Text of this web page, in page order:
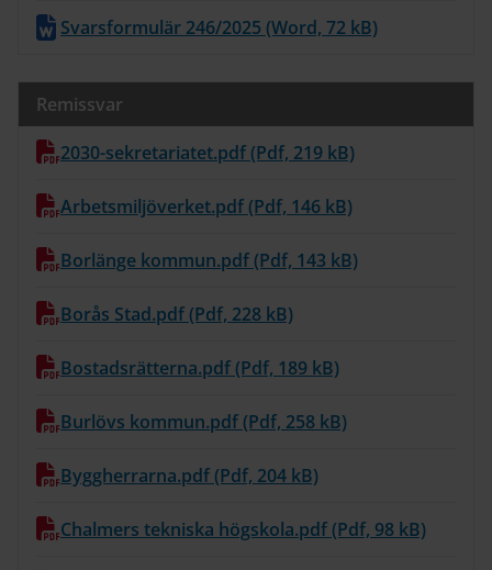
Svarsformulär 246/2025 (Word, 72 kB)
Remissvar
2030-sekretariatet.pdf (Pdf, 219 kB)
Arbetsmiljöverket.pdf (Pdf, 146 kB)
Borlänge kommun.pdf (Pdf, 143 kB)
Borås Stad.pdf (Pdf, 228 kB)
Bostadsrätterna.pdf (Pdf, 189 kB)
Burlövs kommun.pdf (Pdf, 258 kB)
Byggherrarna.pdf (Pdf, 204 kB)
Chalmers tekniska högskola.pdf (Pdf, 98 kB)